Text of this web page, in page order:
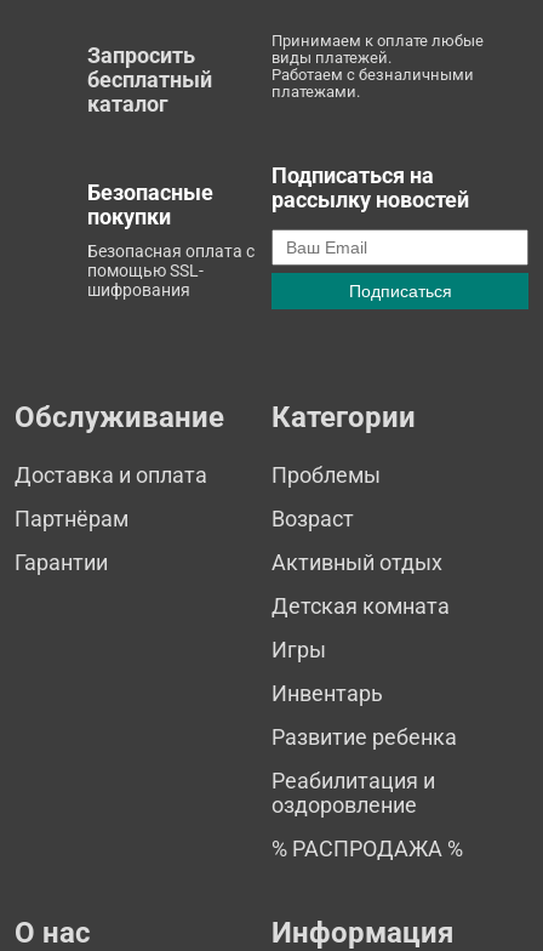
Запросить
бесплатный
каталог
Принимаем к оплате любые
виды платежей.
Работаем с безналичными
платежами.
Безопасные
покупки
Безопасная оплата с
помощью SSL-
шифрования
Подписаться на
рассылку новостей
Обслуживание
Доставка и оплата
Партнёрам
Гарантии
Категории
Проблемы
Возраст
Активный отдых
Детская комната
Игры
Инвентарь
Развитие ребенка
Реабилитация и
оздоровление
% РАСПРОДАЖА %
О нас Информация